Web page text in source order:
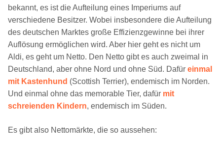
bekannt, es ist die Aufteilung eines Imperiums auf
verschiedene Besitzer. Wobei insbesondere die Aufteilung
des deutschen Marktes große Effizienzgewinne bei ihrer
Auflösung ermöglichen wird. Aber hier geht es nicht um
Aldi, es geht um Netto. Den Netto gibt es auch zweimal in
Deutschland, aber ohne Nord und ohne Süd. Dafür einmal
mit Kastenhund (Scottish Terrier), endemisch im Norden.
Und einmal ohne das memorable Tier, dafür mit
schreienden Kindern, endemisch im Süden.
Es gibt also Nettomärkte, die so aussehen: